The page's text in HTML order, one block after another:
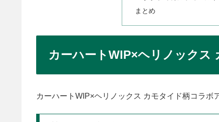
まとめ
カーハートWIP×ヘリノックス
カーハートWIP×ヘリノックス カモタイド柄コラボ